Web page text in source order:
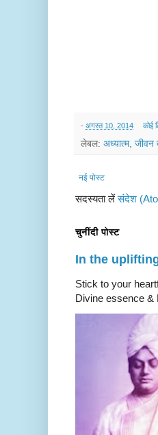
- अगस्त 10, 2014 कोई
लेबल: अध्यात्म, जीवन
नई पोस्ट
सदस्यता लेंसंदेश
चुनींदी पोस्ट
In the
Stick to your
Divine essence &